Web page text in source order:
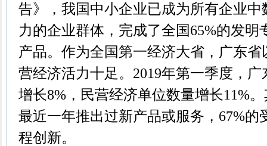
告》，我国中小企业已成为所有企业
力的企业群体，完成了全国65%的发明
产品。作为全国第一经济大省，广东
营经济活力十足。2019年第一季度，
增长8%，民营经济单位数量增长11%
最近一年推出过新产品或服务，67%的
程创新。